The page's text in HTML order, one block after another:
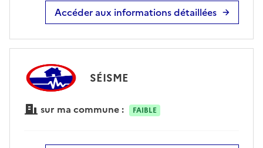
Accéder aux informations détaillées
SÉISME
sur ma commune : FAIBLE